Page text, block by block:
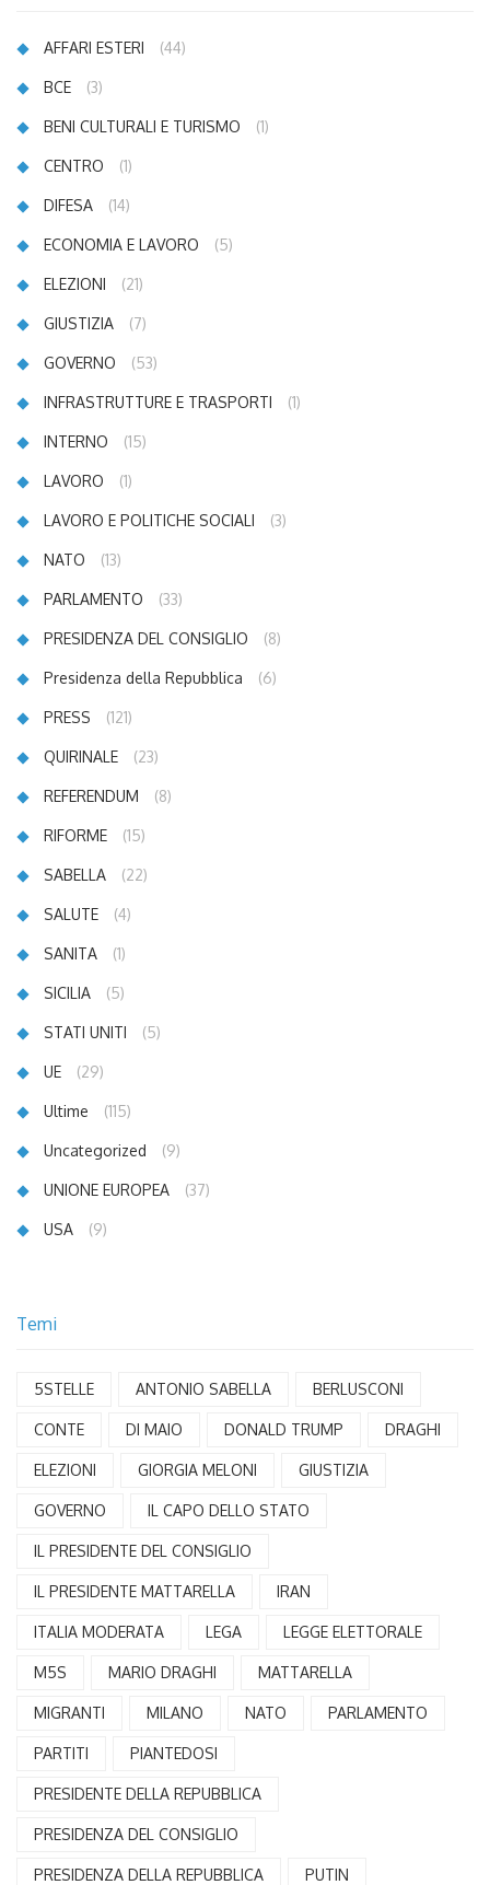
AFFARI ESTERI (44)
BCE (3)
BENI CULTURALI E TURISMO (1)
CENTRO (1)
DIFESA (14)
ECONOMIA E LAVORO (5)
ELEZIONI (21)
GIUSTIZIA (7)
GOVERNO (53)
INFRASTRUTTURE E TRASPORTI (1)
INTERNO (15)
LAVORO (1)
LAVORO E POLITICHE SOCIALI (3)
NATO (13)
PARLAMENTO (33)
PRESIDENZA DEL CONSIGLIO (8)
Presidenza della Repubblica (6)
PRESS (121)
QUIRINALE (23)
REFERENDUM (8)
RIFORME (15)
SABELLA (22)
SALUTE (4)
SANITA (1)
SICILIA (5)
STATI UNITI (5)
UE (29)
Ultime (115)
Uncategorized (9)
UNIONE EUROPEA (37)
USA (9)
Temi
5STELLE ANTONIO SABELLA BERLUSCONI
CONTE DI MAIO DONALD TRUMP DRAGHI
ELEZIONI GIORGIA MELONI GIUSTIZIA
GOVERNO IL CAPO DELLO STATO
IL PRESIDENTE DEL CONSIGLIO
IL PRESIDENTE MATTARELLA IRAN
ITALIA MODERATA LEGA LEGGE ELETTORALE
M5S MARIO DRAGHI MATTARELLA
MIGRANTI MILANO NATO PARLAMENTO
PARTITI PIANTEDOSI
PRESIDENTE DELLA REPUBBLICA
PRESIDENZA DEL CONSIGLIO
PRESIDENZA DELLA REPUBBLICA PUTIN